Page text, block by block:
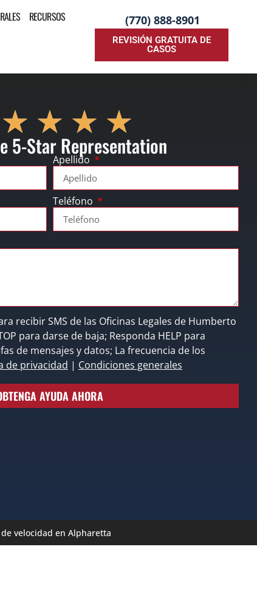
RECURSOS
(770) 888-8901
REVISIÓN GRATUITA DE
CASOS
5-Star Representation
Apellido
Teléfono
recibir SMS de las Oficinas Legales de Humberto
para darse de baja; Responda HELP para
de mensajes y datos; La frecuencia de los
de privacidad | Condiciones generales
AYUDA AHORA
velocidad en Alpharetta